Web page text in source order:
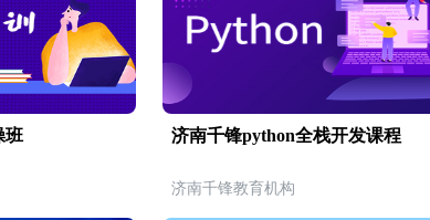
班 济南千锋python全栈开发课程
济南千锋教育机构